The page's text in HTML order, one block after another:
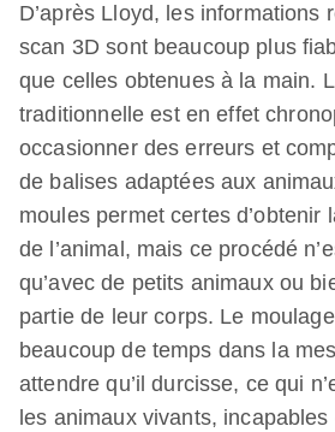
D’après Lloyd, les informations
scan 3D sont beaucoup plus
que celles obtenues à la main.
traditionnelle est en effet
occasionner des erreurs et
de balises adaptées aux
moules permet certes d’obtenir
de l’animal, mais ce procédé
qu’avec de petits animaux ou
partie de leur corps. Le
beaucoup de temps dans la
attendre qu’il durcisse, ce qui
les animaux vivants,